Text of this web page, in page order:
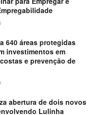
640 áreas protegidas
investimentos em
e prevenção de
abertura de dois novos
Lulinha